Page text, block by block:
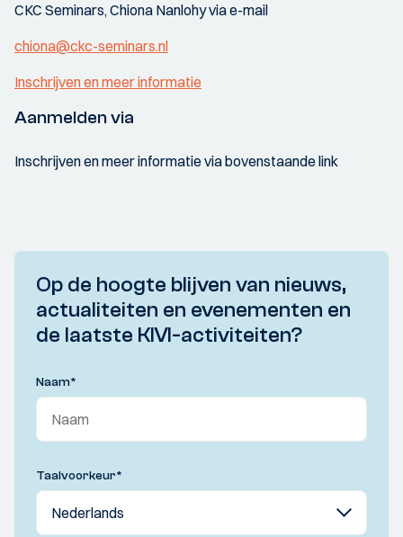
CKC Seminars, Chiona Nanlohy via e-mail
chiona@ckc-seminars.nl
Inschrijven en meer informatie
Aanmelden via
Inschrijven en meer informatie via bovenstaande link
Op de hoogte blijven van nieuws,
actualiteiten en evenementen en
de laatste KIVI-activiteiten?
Naam*
Taalvoorkeur*